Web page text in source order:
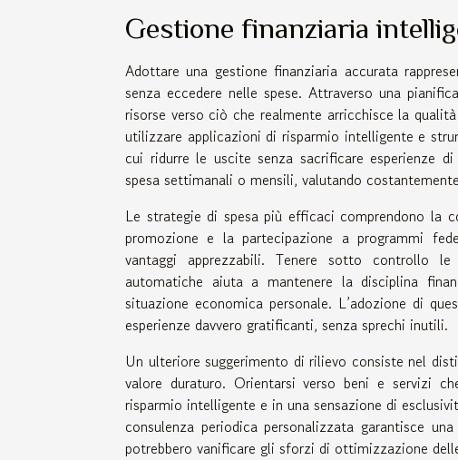
Gestione finanziaria
Adottare una gestione finanziaria accurata
senza eccedere nelle spese. Attraverso una
risorse verso ciò che realmente arricchisce la
utilizzare applicazioni di risparmio intelligente e
cui ridurre le uscite senza sacrificare esperienze
spesa settimanali o mensili, valutando
Le strategie di spesa più efficaci comprendono la
promozione e la partecipazione a programmi
vantaggi apprezzabili. Tenere sotto controllo
automatiche aiuta a mantenere la disciplina
situazione economica personale. L’adozione di
esperienze davvero gratificanti, senza sprechi inutili.
Un ulteriore suggerimento di rilievo consiste nel
valore duraturo. Orientarsi verso beni e servizi
risparmio intelligente e in una sensazione di
consulenza periodica personalizzata garantisce
potrebbero vanificare gli sforzi di ottimizzazione